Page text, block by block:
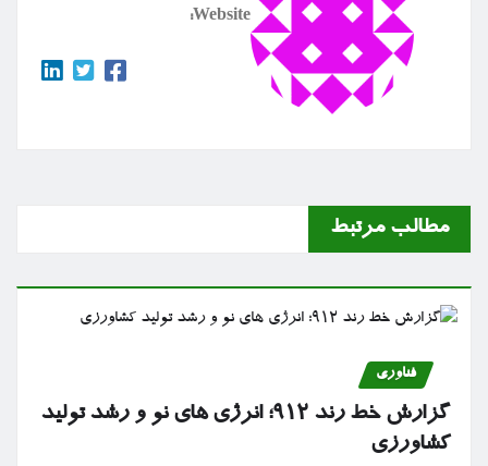
Website:
مطالب مرتبط
فناوری
گزارش خط رند ۹۱۲؛ انرژی های نو و رشد تولید
کشاورزی